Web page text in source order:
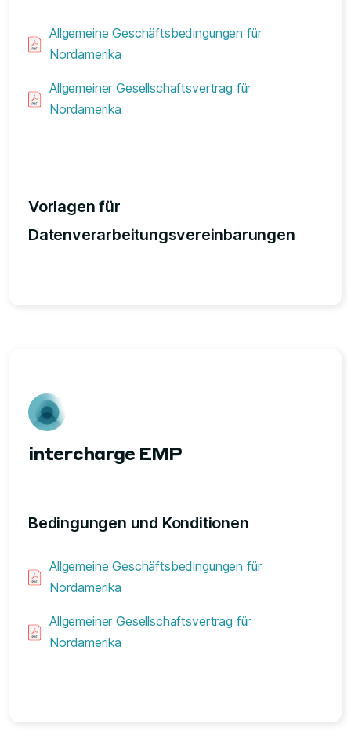
Allgemeine Geschäftsbedingungen für
Nordamerika
Allgemeiner Gesellschaftsvertrag für
Nordamerika
Vorlagen für
Datenverarbeitungsvereinbarungen
intercharge EMP
Bedingungen und Konditionen
Allgemeine Geschäftsbedingungen für
Nordamerika
Allgemeiner Gesellschaftsvertrag für
Nordamerika